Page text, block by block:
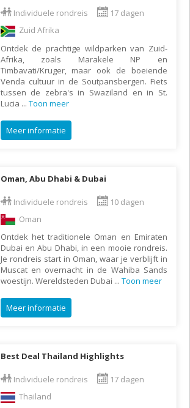
Individuele rondreis
17 dagen
Zuid Afrika
Ontdek de prachtige wildparken van Zuid-
Afrika, zoals Marakele NP en
Timbavati/Kruger, maar ook de boeiende
Venda cultuur in de Soutpansbergen. Fiets
tussen de zebra's in Swaziland en in St.
Lucia ... Toon meer
Meer informatie
Oman, Abu Dhabi & Dubai
Individuele rondreis
10 dagen
Oman
Ontdek het traditionele Oman en Emiraten
Dubai en Abu Dhabi, in een mooie rondreis.
Je rondreis start in Oman, waar je verblijft in
Muscat en overnacht in de Wahiba Sands
woestijn. Wereldsteden Dubai ... Toon meer
Meer informatie
Best Deal Thailand Highlights
Individuele rondreis
17 dagen
Thailand